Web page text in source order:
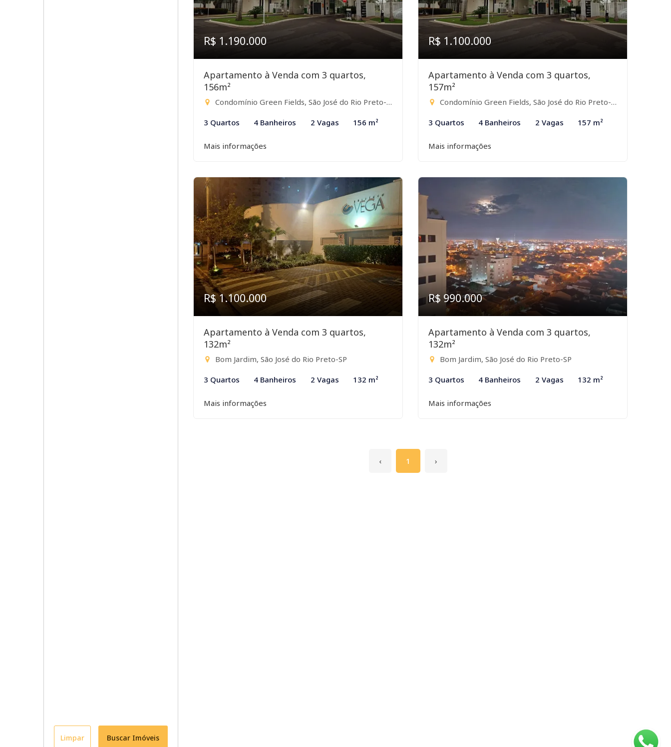
Limpar Buscar Imóveis
R$ 1.190.000
Apartamento à Venda com 3 quartos,
156m²
Condomínio Green Fields, São José do Rio Preto-SP
3 Quartos 4 Banheiros 2 Vagas 156 m²
Mais informações
R$ 1.100.000
Apartamento à Venda com 3 quartos,
157m²
Condomínio Green Fields, São José do Rio Preto-SP
3 Quartos 4 Banheiros 2 Vagas 157 m²
Mais informações
R$ 1.100.000
Apartamento à Venda com 3 quartos,
132m²
Bom Jardim, São José do Rio Preto-SP
3 Quartos 4 Banheiros 2 Vagas 132 m²
Mais informações
R$ 990.000
Apartamento à Venda com 3 quartos,
132m²
Bom Jardim, São José do Rio Preto-SP
3 Quartos 4 Banheiros 2 Vagas 132 m²
Mais informações
‹ 1 ›